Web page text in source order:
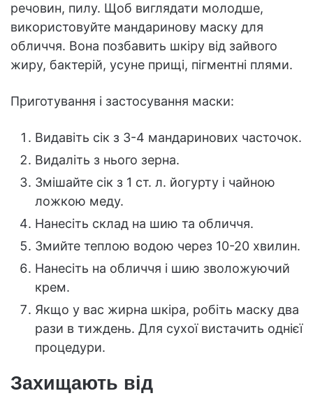
речовин, пилу. Щоб виглядати молодше,
використовуйте мандаринову маску для
обличчя. Вона позбавить шкіру від зайвого
жиру, бактерій, усуне прищі, пігментні плями.
Приготування і застосування маски:
Видавіть сік з 3-4 мандаринових часточок.
Видаліть з нього зерна.
Змішайте сік з 1 ст. л. йогурту і чайною
ложкою меду.
Нанесіть склад на шию та обличчя.
Змийте теплою водою через 10-20 хвилин.
Нанесіть на обличчя і шию зволожуючий
крем.
Якщо у вас жирна шкіра, робіть маску два
рази в тиждень. Для сухої вистачить однієї
процедури.
Захищають від